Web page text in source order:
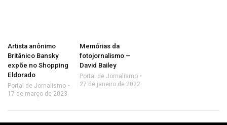
Artista anônimo
Britânico Bansky
expõe no Shopping
Eldorado
Portal de Jornalismo
17 de março de 2023
Memórias da
fotojornalismo –
David Bailey
Portal de Jornalismo
27 de janeiro de 2022